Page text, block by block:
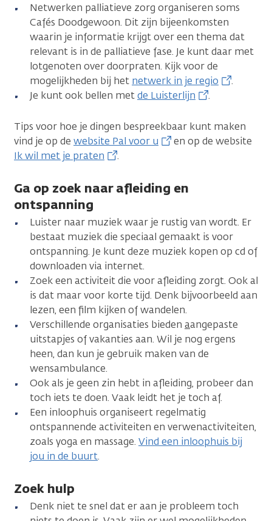
Netwerken palliatieve zorg organiseren soms
Cafés Doodgewoon. Dit zijn bijeenkomsten
waarin je informatie krijgt over een thema dat
relevant is in de palliatieve fase. Je kunt daar met
lotgenoten over doorpraten. Kijk voor de
mogelijkheden bij het netwerk in je regio
.
Je kunt ook bellen metde Luisterlijn .
Tips voor hoe je dingen bespreekbaar kunt maken
vind je op de website Pal voor u
en op de website
Ik wil met je praten
.
Ga op zoek naar afleiding en
ontspanning
Luister naar muziek waar je rustig van wordt. Er
bestaat muziek die speciaal gemaakt is voor
ontspanning. Je kunt deze muziek kopen op cd of
downloaden via internet.
Zoek een activiteit die voor afleiding zorgt. Ook al
is dat maar voor korte tijd. Denk bijvoorbeeld aan
lezen, een film kijken of wandelen.
Verschillende organisaties bieden aangepaste
uitstapjes of vakanties aan. Wil je nog ergens
heen, dan kun je gebruik maken van de
wensambulance.
Ook als je geen zin hebt in afleiding, probeer dan
toch iets te doen. Vaak leidt het je toch af.
Een inloophuis organiseert regelmatig
ontspannende activiteiten en verwenactiviteiten,
zoals yoga en massage. Vind een inloophuis bij
jou in de buurt.
Zoek hulp
Denk niet te snel dat er aan je probleem toch